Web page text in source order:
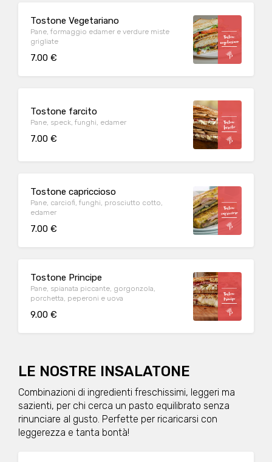
Tostone Vegetariano
Pane, formaggio edamer e verdure miste
grigliate
7.00 €
Tostone farcito
Pane, speck, funghi, edamer
7.00 €
Tostone capriccioso
Pane, carciofi, funghi, prosciutto cotto,
edamer
7.00 €
Tostone Principe
Pane, spianata piccante, gorgonzola,
porchetta, peperoni e uova
9.00 €
LE NOSTRE INSALATONE
Combinazioni di ingredienti freschissimi, leggeri ma
sazienti, per chi cerca un pasto equilibrato senza
rinunciare al gusto. Perfette per ricaricarsi con
leggerezza e tanta bontà!